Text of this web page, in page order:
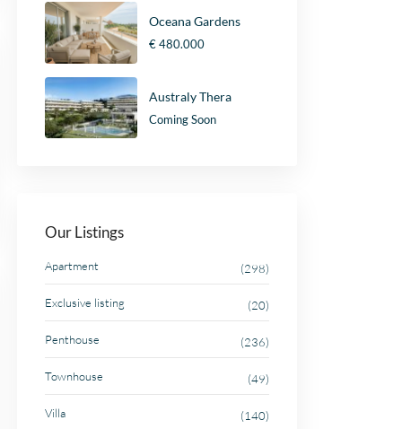
Oceana Gardens
€ 480.000
Australy Thera
Coming Soon
Our Listings
Apartment (298)
Exclusive listing (20)
Penthouse (236)
Townhouse (49)
Villa (140)